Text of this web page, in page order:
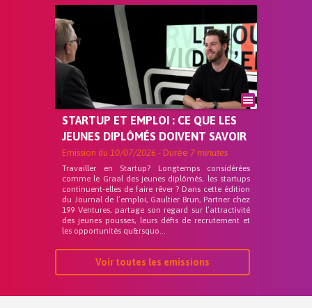
STARTUP ET EMPLOI : CE QUE LES
JEUNES DIPLÔMÉS DOIVENT SAVOIR
Emission du 10/07/2026 - Durée 7 minutes
Travailler en Startup? Longtemps considérées
comme le Graal des jeunes diplômés, les startups
continuent-elles de faire rêver ? Dans cette édition
du Journal de l’emploi, Gaultier Brun, Partner chez
199 Ventures, partage son regard sur l’attractivité
des jeunes pousses, leurs défis de recrutement et
les opportunités qu&rsquo...
Voir toutes les emissions